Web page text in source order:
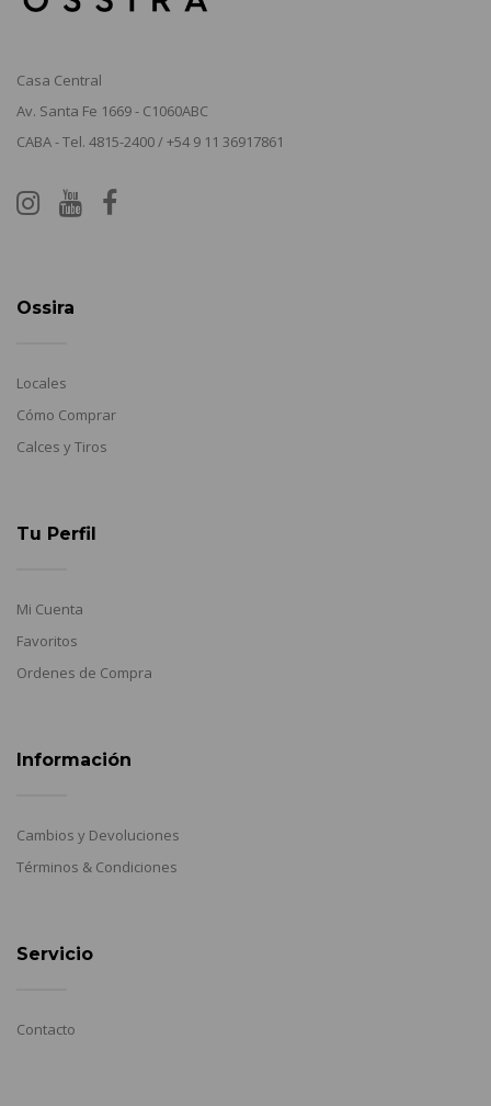
Casa Central
Av. Santa Fe 1669 - C1060ABC
CABA - Tel. 4815-2400 / +54 9 11 36917861
Ossira
Locales
Cómo Comprar
Calces y Tiros
Tu Perfil
Mi Cuenta
Favoritos
Ordenes de Compra
Información
Cambios y Devoluciones
Términos & Condiciones
Servicio
Contacto